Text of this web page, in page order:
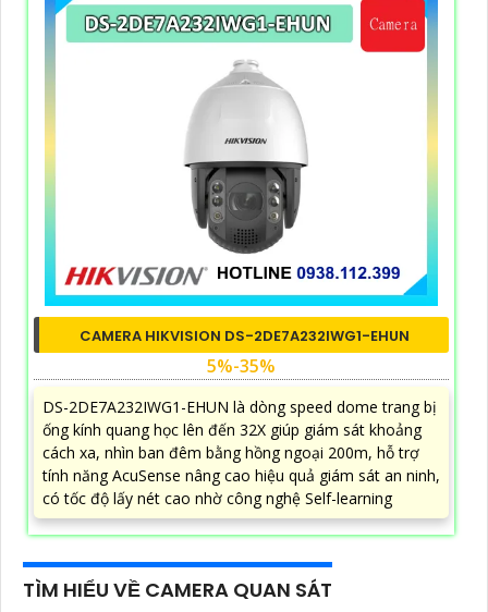
CAMERA HIKVISION DS-2DE7A232IWG1-EHUN
5%-35%
DS-2DE7A232IWG1-EHUN là dòng speed dome trang bị
ống kính quang học lên đến 32X giúp giám sát khoảng
cách xa, nhìn ban đêm bằng hồng ngoại 200m, hỗ trợ
tính năng AcuSense nâng cao hiệu quả giám sát an ninh,
có tốc độ lấy nét cao nhờ công nghệ Self-learning
TÌM HIỂU VỀ CAMERA QUAN SÁT